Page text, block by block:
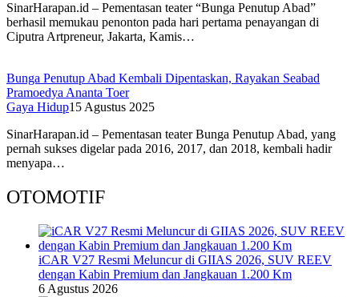
SinarHarapan.id – Pementasan teater “Bunga Penutup Abad”
berhasil memukau penonton pada hari pertama penayangan di
Ciputra Artpreneur, Jakarta, Kamis…
Bunga Penutup Abad Kembali Dipentaskan, Rayakan Seabad
Pramoedya Ananta Toer
Gaya Hidup15 Agustus 2025
SinarHarapan.id – Pementasan teater Bunga Penutup Abad, yang
pernah sukses digelar pada 2016, 2017, dan 2018, kembali hadir
menyapa…
OTOMOTIF
iCAR V27 Resmi Meluncur di GIIAS 2026, SUV REEV
dengan Kabin Premium dan Jangkauan 1.200 Km
6 Agustus 2026